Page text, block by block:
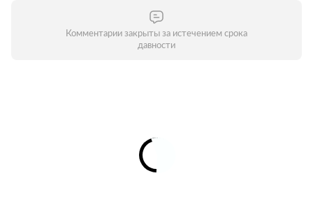
Комментарии закрыты за истечением срока
давности